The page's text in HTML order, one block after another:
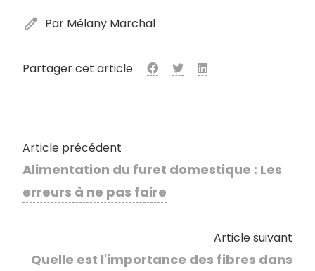
edit Par Mélany Marchal
Partager cet article
Article précédent
Alimentation du furet domestique : Les
erreurs à ne pas faire
Article suivant
Quelle est l'importance des fibres dans